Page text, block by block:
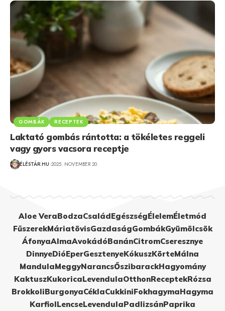
GOMBÁK RECEPTEK
Laktató gombás rántotta: a tökéletes reggeli
vagy gyors vacsora receptje
ÉLÉSTÁR.HU 2025. NOVEMBER 20.
Aloe VeraBodzaCsaládEgészségÉlelemÉletmód
FűszerekMáriatövisGazdaságGombákGyümölcsök
ÁfonyaAlmaAvokádóBanánCitromCseresznye
DinnyeDióEperGesztenyeKókuszKörteMálna
MandulaMeggyNarancsŐszibarackHagyomány
KaktuszKukoricaLevendulaOtthonReceptekRózsa
BrokkoliBurgonyaCéklaCukkiniFokhagymaHagyma
KarfiolLencseLevendulaPadlizsánPaprika